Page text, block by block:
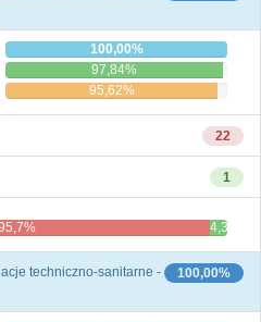
100,00%
97,84%
95,62%
22
1
4,3%
100,00%
techniczno-sanitarne -